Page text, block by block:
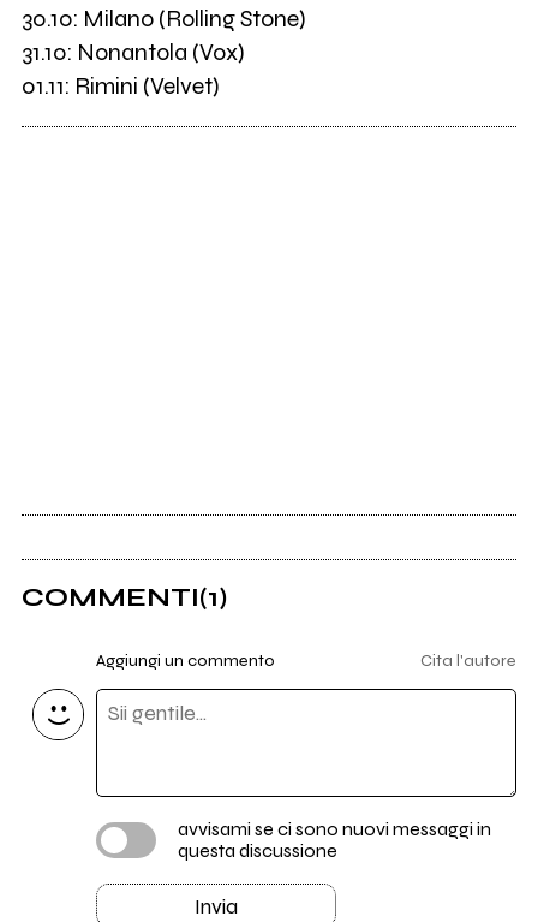
30.10: Milano (Rolling Stone)
31.10: Nonantola (Vox)
01.11: Rimini (Velvet)
COMMENTI(1)
Aggiungi un commento Cita l'autore
avvisami se ci sono nuovi messaggi in
questa discussione
Invia